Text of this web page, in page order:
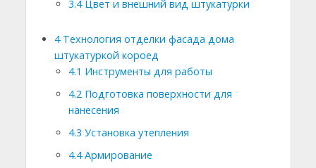
3.4Цвет и внешний вид штукатурки
4Технология отделки фасада дома
штукатуркой короед
4.1 Инструменты для работы
4.2Подготовка поверхности для
нанесения
4.3 Установка утепления
4.4Армирование